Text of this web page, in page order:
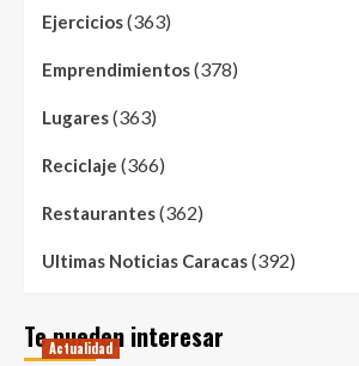
Ejercicios(363)
Emprendimientos(378)
Lugares(363)
Reciclaje (366)
Restaurantes(362)
Ultimas Noticias Caracas(392)
Te pueden interesar
Actualidad